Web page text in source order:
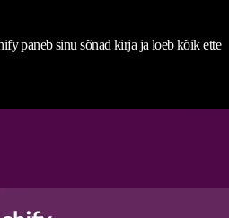
paneb sinu sõnad kirja ja loeb kõik ette